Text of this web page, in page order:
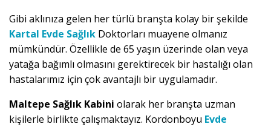
Gibi aklınıza gelen her türlü branşta kolay bir şekilde
Kartal Evde Sağlık Doktorları muayene olmanız
mümkündür. Özellikle de 65 yaşın üzerinde olan veya
yatağa bağımlı olmasını gerektirecek bir hastalığı olan
hastalarımız için çok avantajlı bir uygulamadır.
Maltepe Sağlık Kabini olarak her branşta uzman
kişilerle birlikte çalışmaktayız. Kordonboyu Evde